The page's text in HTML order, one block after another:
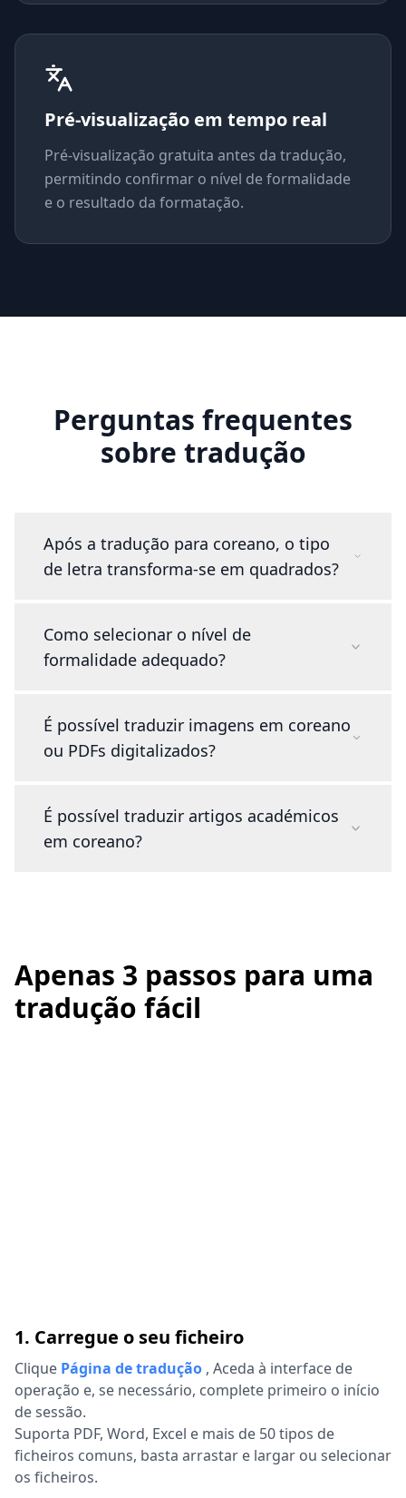
Pré-visualização em tempo real
Pré-visualização gratuita antes da tradução,
permitindo confirmar o nível de formalidade
e o resultado da formatação.
Perguntas frequentes
sobre tradução
Após a tradução para coreano, o tipo
de letra transforma-se em quadrados?
Como selecionar o nível de
formalidade adequado?
É possível traduzir imagens em coreano
ou PDFs digitalizados?
É possível traduzir artigos académicos
em coreano?
Apenas 3 passos para uma
tradução fácil
1. Carregue o seu ficheiro
Clique Página de tradução , Aceda à interface de
operação e, se necessário, complete primeiro o início
de sessão.
Suporta PDF, Word, Excel e mais de 50 tipos de
ficheiros comuns, basta arrastar e largar ou selecionar
os ficheiros.